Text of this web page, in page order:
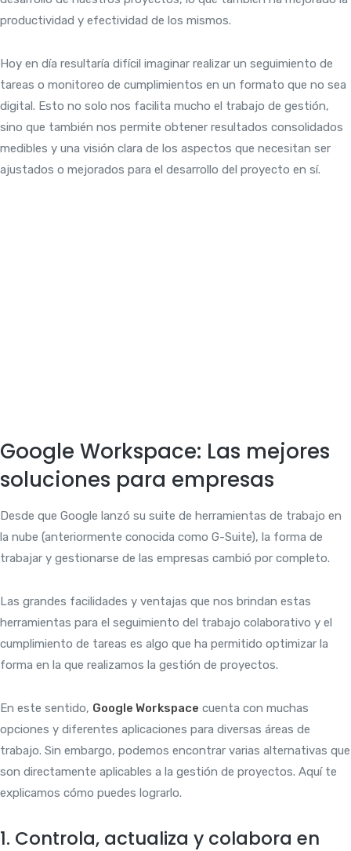
productividad y efectividad de los mismos.
Hoy en día resultaría difícil imaginar realizar un seguimiento de
tareas o monitoreo de cumplimientos en un formato que no sea
digital. Esto no solo nos facilita mucho el trabajo de gestión,
sino que también nos permite obtener resultados consolidados
medibles y una visión clara de los aspectos que necesitan ser
ajustados o mejorados para el desarrollo del proyecto en sí.
Google Workspace: Las mejores
soluciones para empresas
Desde que Google lanzó su suite de herramientas de trabajo en
la nube (anteriormente conocida como G-Suite), la forma de
trabajar y gestionarse de las empresas cambió por completo.
Las grandes facilidades y ventajas que nos brindan estas
herramientas para el seguimiento del trabajo colaborativo y el
cumplimiento de tareas es algo que ha permitido optimizar la
forma en la que realizamos la gestión de proyectos.
En este sentido, Google Workspace cuenta con muchas
opciones y diferentes aplicaciones para diversas áreas de
trabajo. Sin embargo, podemos encontrar varias alternativas que
son directamente aplicables a la gestión de proyectos. Aquí te
explicamos cómo puedes lograrlo.
1. Controla, actualiza y colabora en